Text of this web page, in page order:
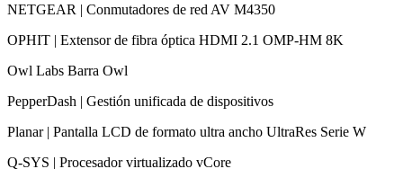
NETGEAR | Conmutadores de red AV M4350
OPHIT | Extensor de fibra óptica HDMI 2.1 OMP-HM 8K
Owl Labs Barra Owl
PepperDash | Gestión unificada de dispositivos
Planar | Pantalla LCD de formato ultra ancho UltraRes Serie W
Q-SYS | Procesador virtualizado vCore